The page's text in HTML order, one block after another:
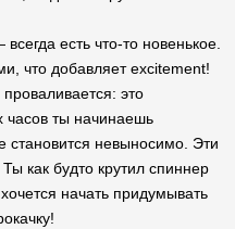
есть что-то новенькое.
что добавляет excitement!
это
часов ты начинаешь
становится невыносимо. Эти
как будто крутил спиннер
начать придумывать